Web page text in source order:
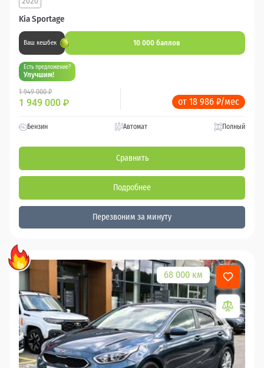
Kia Sportage
Ваш кешбек 10 000 баллов
Есть предложение?
Улучшим!
1 949 000 ₽
1 949 000 ₽ от 18 986 ₽/мес
Бензин Автомат Полный
Сравнить
Подробнее
Перезвоним за минуту
68 000 км